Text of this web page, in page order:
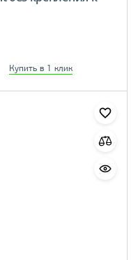
Купить в 1 клик